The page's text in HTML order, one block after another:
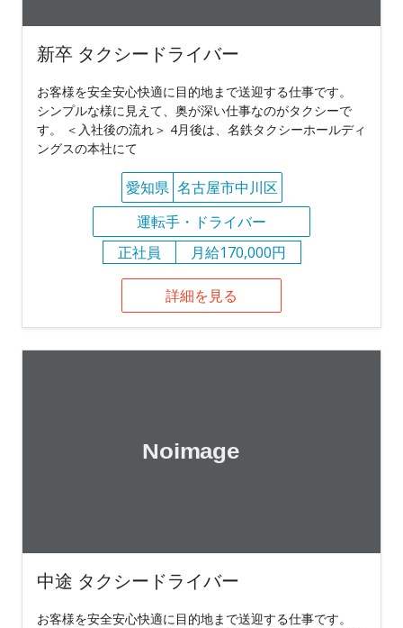
新卒 タクシードライバー
お客様を安全安心快適に目的地まで送迎する仕事です。
シンプルな様に見えて、奥が深い仕事なのがタクシーで
す。 ＜入社後の流れ＞ 4月後は、名鉄タクシーホールディ
ングスの本社にて
愛知県 名古屋市中川区
運転手・ドライバー
正社員
月給170,000円
詳細を見る
中途 タクシードライバー
お客様を安全安心快適に目的地まで送迎する仕事です。